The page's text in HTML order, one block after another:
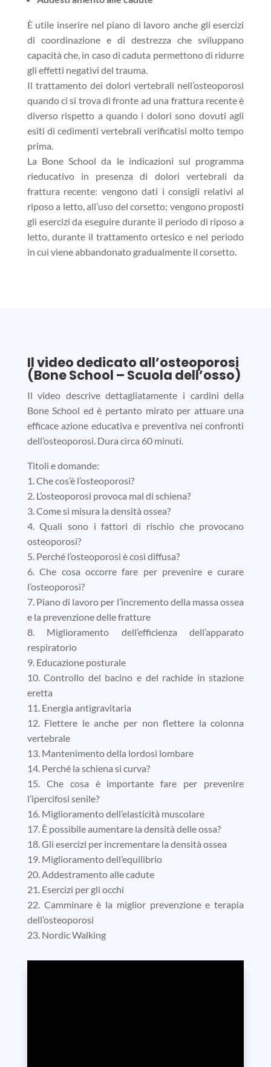
È utile inserire nel piano di lavoro anche gli esercizi
di coordinazione e di destrezza che sviluppano
capacità che, in caso di caduta permettono di ridurre
gli effetti negativi del trauma.
Il trattamento dei dolori vertebrali nell’osteoporosi
quando ci si trova di fronte ad una frattura recente è
diverso rispetto a quando i dolori sono dovuti agli
esiti di cedimenti vertebrali verificatisi molto tempo
prima.
La Bone School da le indicazioni sul programma
rieducativo in presenza di dolori vertebrali da
frattura recente: vengono dati i consigli relativi al
riposo a letto, all’uso del corsetto; vengono proposti
gli esercizi da eseguire durante il periodo di riposo a
letto, durante il trattamento ortesico e nel periodo
in cui viene abbandonato gradualmente il corsetto.
Il video dedicato all’osteoporosi
(Bone School – Scuola dell’osso)
Il video descrive dettagliatamente i cardini della
Bone School ed è pertanto mirato per attuare una
efficace azione educativa e preventiva nei confronti
dell’osteoporosi. Dura circa 60 minuti.
Titoli e domande:
1. Che cos’è l’osteoporosi?
2. L’osteoporosi provoca mal di schiena?
3. Come si misura la densità ossea?
4. Quali sono i fattori di rischio che provocano
osteoporosi?
5. Perché l’osteoporosi è così diffusa?
6. Che cosa occorre fare per prevenire e curare
l’osteoporosi?
7. Piano di lavoro per l’incremento della massa ossea
e la prevenzione delle fratture
8. Miglioramento dell’efficienza dell’apparato
respiratorio
9. Educazione posturale
10. Controllo del bacino e del rachide in stazione
eretta
11. Energia antigravitaria
12. Flettere le anche per non flettere la colonna
vertebrale
13. Mantenimento della lordosi lombare
14. Perché la schiena si curva?
15. Che cosa è importante fare per prevenire
l’ipercifosi senile?
16. Miglioramento dell’elasticità muscolare
17. È possibile aumentare la densità delle ossa?
18. Gli esercizi per incrementare la densità ossea
19. Miglioramento dell’equilibrio
20. Addestramento alle cadute
21. Esercizi per gli occhi
22. Camminare è la miglior prevenzione e terapia
dell’osteoporosi
23. Nordic Walking